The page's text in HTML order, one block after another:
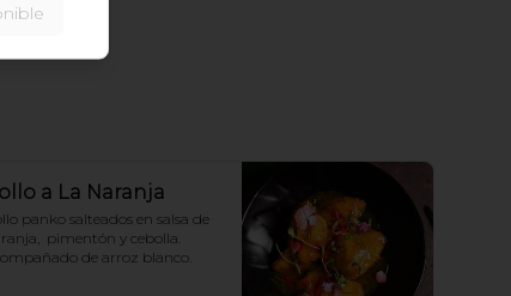
a La Naranja
panko salteados en salsa de
pimentón y cebolla.
de arroz blanco.